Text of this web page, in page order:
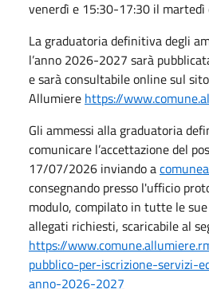
venerdì e 15:30-17:30 il martedì
La graduatoria definitiva degli
l’anno 2026-2027 sarà
e sarà consultabile online sul
Allumiere https://
Gli ammessi alla graduatoria
comunicare l’accettazione del
17/07/2026 inviando a
consegnando presso l'ufficio
modulo, compilato in tutte le
allegati richiesti, scaricabile al
https://
pubblico-per-iscrizione-servizi-
anno-2026-2027